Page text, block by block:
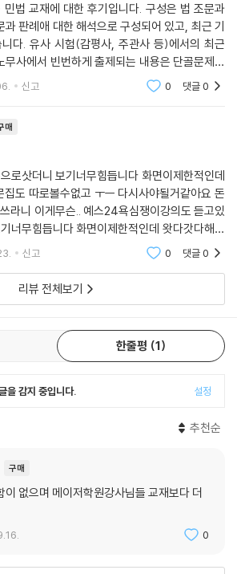
법 교재에 대한 후기입니다. 구성은 법 조문과
판례애 대한 해석으로 구성되어 있고, 최근 기
다. 유사 시험(감평사, 주관사 등)에서의 최근
무사에서 빈번하게 출제되는 내용은 단골문제로
코멘트도 표시되어 있어서 출제 가능한 부분에
신고 0 댓글0
매
로삿더니 보기너무힘듭니다 화면이제한적인데
도 따로볼수없고 ㅜㅡ 다시사야될거같아요 돈
라니 이게무슨.. 예스24욕심쟁이강의도 듣고있
너무힘듭니다 화면이제한적인데 왓다갓다해야
없고 ㅜㅡ 다시사야될거같아요 돈아깝심다. ㅜ
..
신고 0 댓글0
리뷰 전체보기
한줄평 1
을 감지 중입니다. 설정
추천순
구매
이 없으며 메이저학원강사님들 교재보다 더
0